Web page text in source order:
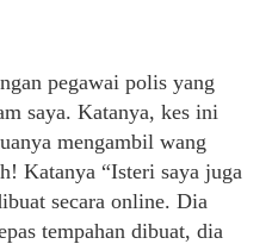
pegawai polis yang
saya. Katanya, kes ini
mengambil wang
Katanya “Isteri saya juga
secara online. Dia
tempahan dibuat, dia